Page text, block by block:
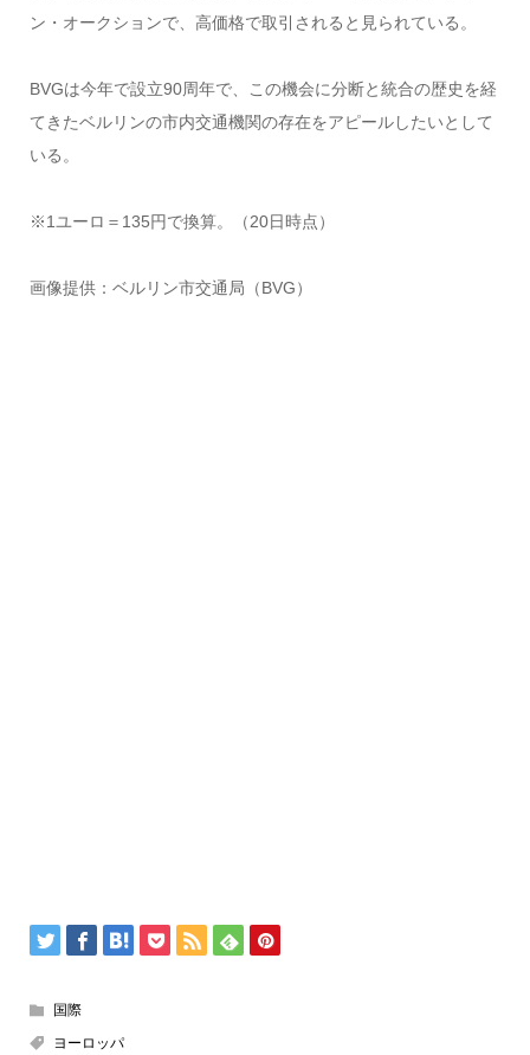
ン・オークションで、高価格で取引されると見られている。
BVGは今年で設立90周年で、この機会に分断と統合の歴史を経
てきたベルリンの市内交通機関の存在をアピールしたいとして
いる。
※1ユーロ＝135円で換算。（20日時点）
画像提供：ベルリン市交通局（BVG）
国際
ヨーロッパ